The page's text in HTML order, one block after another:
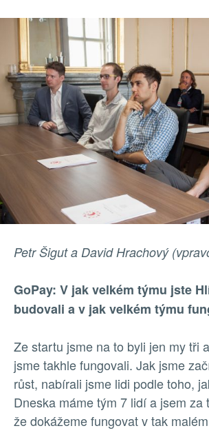
Petr Šigut a David Hrachový
GoPay: V jak velkém týmu jste
budovali a v jak velkém týmu
Ze startu jsme na to byli jen my tři
jsme takhle fungovali. Jak jsme
růst, nabírali jsme lidi podle toho,
Dneska máme tým 7 lidí a jsem za
že dokážeme fungovat v tak